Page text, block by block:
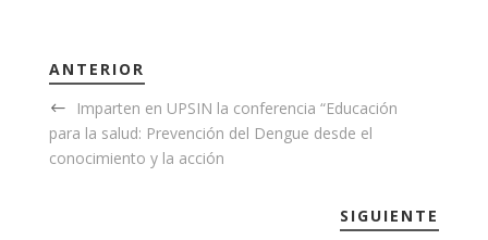
ANTERIOR
Imparten en UPSIN la conferencia “Educación
para la salud: Prevención del Dengue desde el
conocimiento y la acción
SIGUIENTE